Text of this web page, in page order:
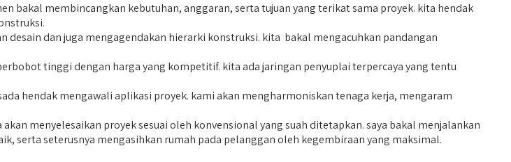
bakal membincangkan kebutuhan, anggaran, serta tujuan yang terikat sama proyek. kita hendak
desain dan juga mengagendakan hierarki konstruksi. kita bakal mengacuhkan pandangan
tinggi dengan harga yang kompetitif. kita ada jaringan penyuplai terpercaya yang tentu
hendak mengawali aplikasi proyek. kami akan mengharmoniskan tenaga kerja, mengaram
menyelesaikan proyek sesuai oleh konvensional yang suah ditetapkan. saya bakal menjalankan
serta seterusnya mengasihkan rumah pada pelanggan oleh kegembiraan yang maksimal.